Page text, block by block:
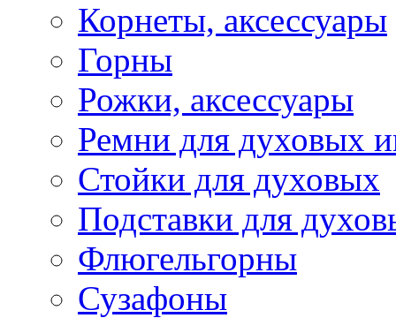
Корнеты, аксессуары
Горны
Рожки, аксессуары
Ремни для духовых
Стойки для духовых
Подставки для
Флюгельгорны
Сузафоны